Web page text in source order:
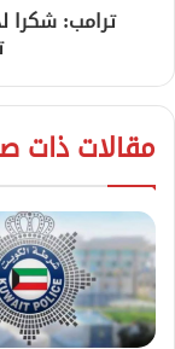
ترامب: شكرا
مقالات ذات